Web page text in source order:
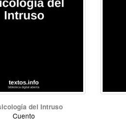
del Intruso
Cuento